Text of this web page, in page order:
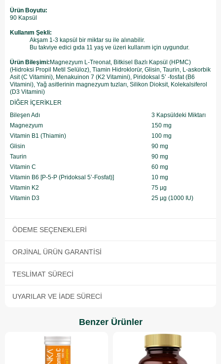
Ürün Boyutu:
90 Kapsül
Kullanım Şekli:
Akşam 1-3 kapsül bir miktar su ile alınabilir.
Bu takviye edici gıda 11 yaş ve üzeri kullanım için uygundur.
Ürün Bileşimi: Magnezyum L-Treonat, Bitkisel Bazlı Kapsül (HPMC)
(Hidroksi Propil Metil Selüloz), Tiamin Hidroklorür, Glisin, Taurin, L-askorbik
Asit (C Vitamini), Menakuinon 7 (K2 Vitamini), Piridoksal 5’ -fosfat (B6
Vitamini), Yağ asitlerinin magnezyum tuzları, Silikon Dioksit, Kolekalsiferol
(D3 Vitamini)
DİĞER İÇERİKLER
Bileşen Adı
3 Kapsüldeki Miktarı
Magnezyum
150 mg
Vitamin B1 (Thiamin)
100 mg
Glisin
90 mg
Taurin
90 mg
Vitamin C
60 mg
Vitamin B6 [P-5-P (Pridoksal 5’-Fosfat)]
10 mg
Vitamin K2
75 µg
Vitamin D3
25 µg (1000 IU)
ÖDEME SEÇENEKLERI
ORJINAL ÜRÜN GARANTISI
TESLIMAT SÜRECI
UYARILAR VE İADE SÜRECI
Benzer Ürünler